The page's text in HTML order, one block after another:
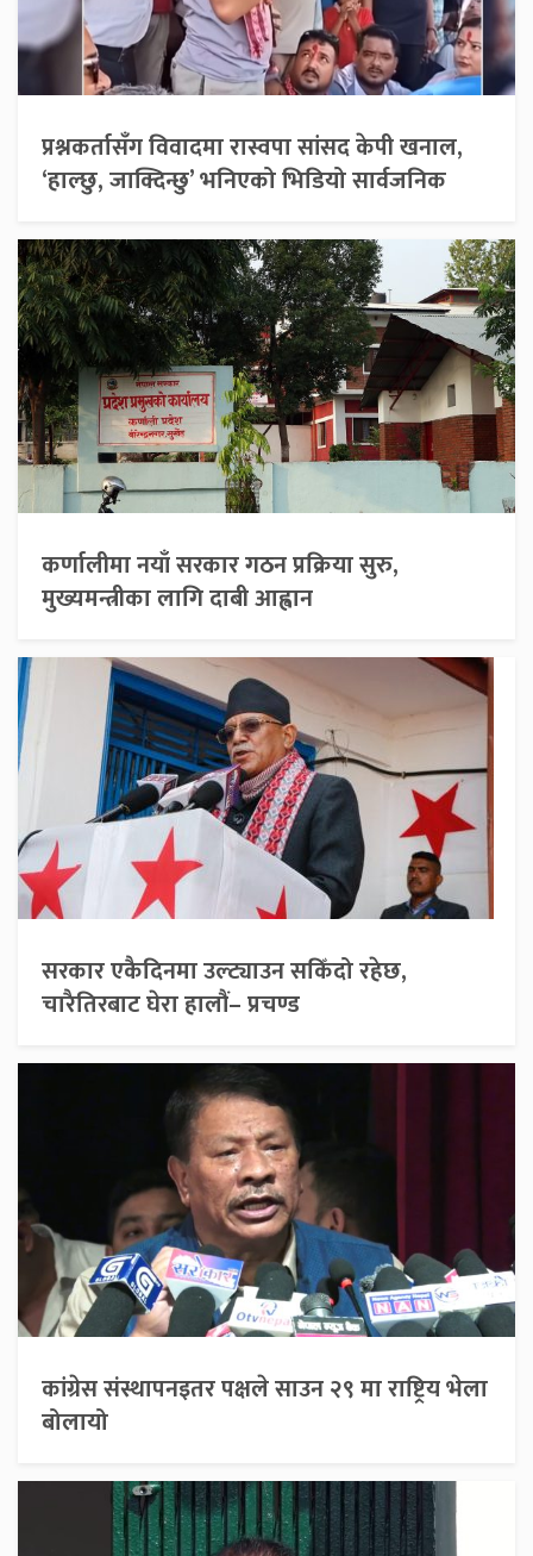
प्रश्नकर्तासँग विवादमा रास्वपा सांसद केपी खनाल,
‘हाल्छु, जाक्दिन्छु’ भनिएको भिडियो सार्वजनिक
कर्णालीमा नयाँ सरकार गठन प्रक्रिया सुरु,
मुख्यमन्त्रीका लागि दाबी आह्वान
सरकार एकैदिनमा उल्ट्याउन सकिँदो रहेछ,
चारैतिरबाट घेरा हालौं– प्रचण्ड
कांग्रेस संस्थापनइतर पक्षले साउन २९ मा राष्ट्रिय भेला
बोलायो